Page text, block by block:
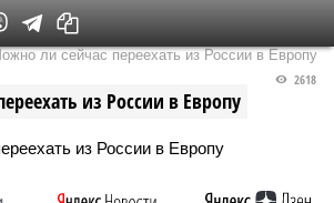
Федеральный выпуск
ли сейчас переехать из России в Европу
из России в Европу
2618